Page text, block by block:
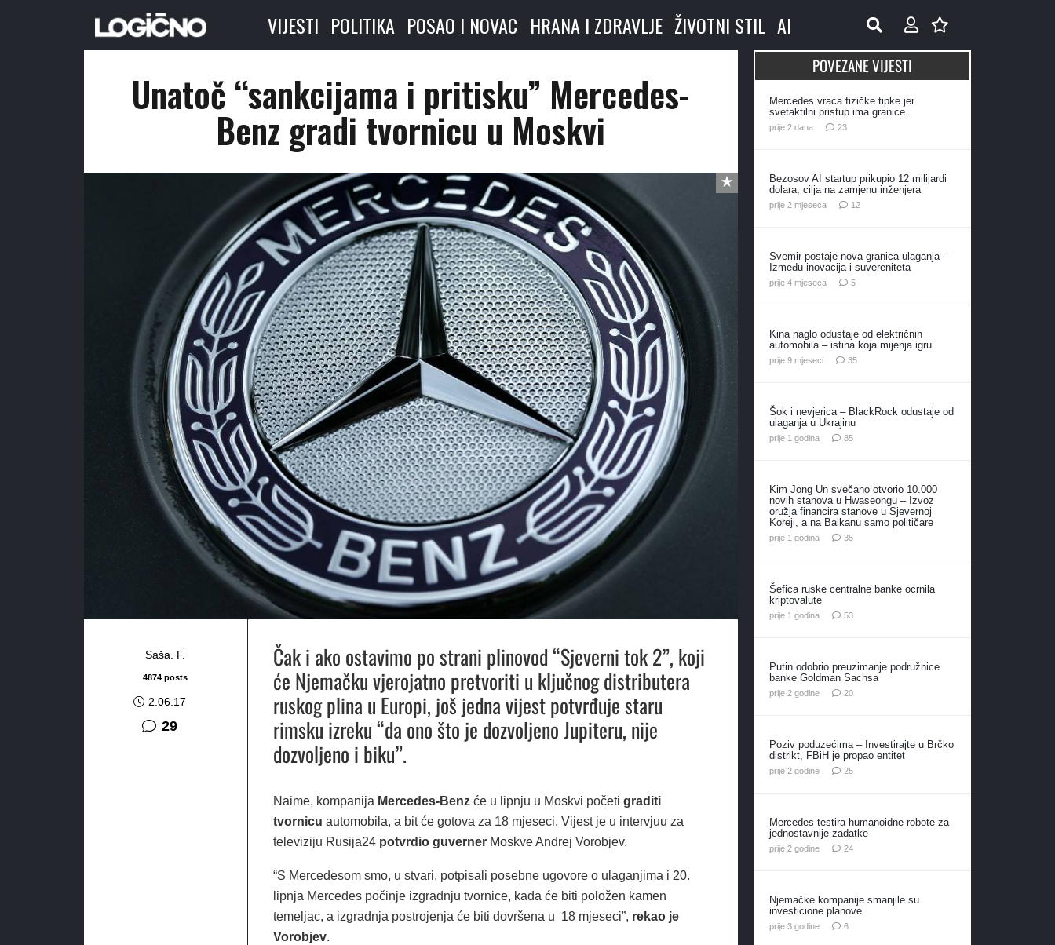
VIJESTI POLITIKA POSAO I NOVAC HRANA I ZDRAVLJE ŽIVOTNI STIL AI
Unatoč “sankcijama i pritisku” Mercedes-
Benz gradi tvornicu u Moskvi
Saša. F.
4874 posts
2.06.17
29komentara
Čak i ako ostavimo po strani plinovod “Sjeverni tok 2”, koji
će Njemačku vjerojatno pretvoriti u ključnog distributera
ruskog plina u Europi, još jedna vijest potvrđuje staru
rimsku izreku “da ono što je dozvoljeno Jupiteru, nije
dozvoljeno i biku”.
Naime, kompanija Mercedes-Benzće u lipnju u Moskvi početi graditi
tvornicu automobila, a bit će gotova za 18 mjeseci. Vijest je u intervjuu za
televiziju Rusija24 potvrdio guvernerMoskve Andrej Vorobjev.
“S Mercedesom smo, u stvari, potpisali posebne ugovore o ulaganjima i 20.
lipnja Mercedes počinje izgradnju tvornice, kada će biti položen kamen
temeljac, a izgradnja postrojenja će biti dovršena u 18 mjeseci”, rekao je
Vorobjev.
POVEZANE VIJESTI
Mercedes vraća fizičke tipke jer
svetaktilni pristup ima granice.
prije 2 dana 23komentara
Bezosov AI startup prikupio 12 milijardi
dolara, cilja na zamjenu inženjera
prije 2 mjeseca 12komentara
Svemir postaje nova granica ulaganja –
Između inovacija i suvereniteta
prije 4 mjeseca 5komentara
Kina naglo odustaje od električnih
automobila – istina koja mijenja igru
prije 9 mjeseci 35komentara
Šok i nevjerica – BlackRock odustaje od
ulaganja u Ukrajinu
prije 1 godina 85komentara
Kim Jong Un svečano otvorio 10.000
novih stanova u Hwaseongu – Izvoz
oružja financira stanove u Sjevernoj
Koreji, a na Balkanu samo političare
prije 1 godina 35komentara
Šefica ruske centralne banke ocrnila
kriptovalute
prije 1 godina 53komentara
Putin odobrio preuzimanje podružnice
banke Goldman Sachsa
prije 2 godine 20komentara
Poziv poduzećima – Investirajte u Brčko
distrikt, FBiH je propao entitet
prije 2 godine 25komentara
Mercedes testira humanoidne robote za
jednostavnije zadatke
prije 2 godine 24komentara
Njemačke kompanije smanjile su
investicione planove
prije 3 godine 6komentara